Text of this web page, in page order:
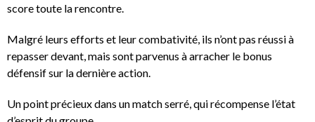
score toute la rencontre.
Malgré leurs efforts et leur combativité, ils n’ont pas réussi à
repasser devant, mais sont parvenus à arracher le bonus
défensif sur la dernière action.
Un point précieux dans un match serré, qui récompense l’état